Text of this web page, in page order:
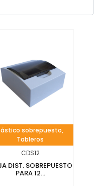
sobrepuesto,
Tableros
CDS12
DIST. SOBREPUESTO
PARA 12...